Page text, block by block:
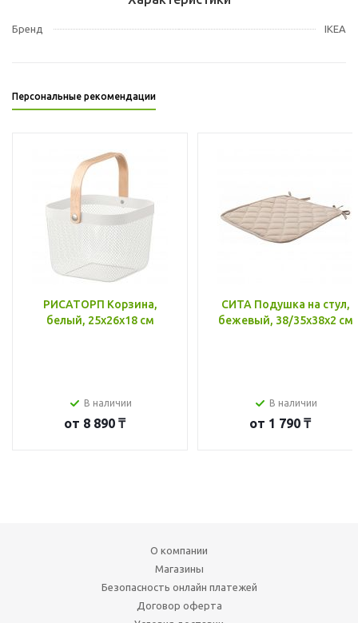
Бренд IKEA
Персональные рекомендации
РИСАТОРП Корзина,
белый, 25x26x18 см
В наличии
от 8 890 ₸
СИТА Подушка на стул,
бежевый, 38/35x38x2 см
В наличии
от 1 790 ₸
О компании
Магазины
Безопасность онлайн платежей
Договор оферта